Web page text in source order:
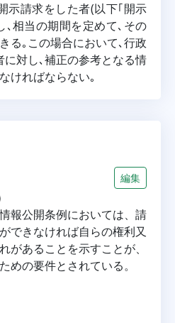
示請求をした者(以下｢開示
､相当の期間を定めて､その
る｡この場合において､行政
対し､補正の参考となる情
ければならない｡
編集
報公開条例においては、請
できなければ自らの権利又
があることを示すことが、
めの要件とされている。